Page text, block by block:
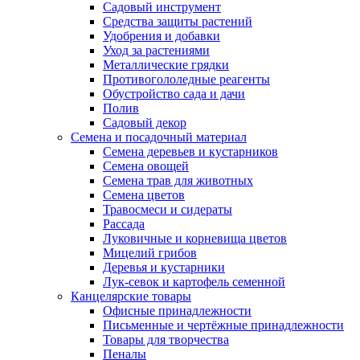
Садовый инструмент
Средства защиты растений
Удобрения и добавки
Уход за растениями
Металлические грядки
Противогололедные реагенты
Обустройство сада и дачи
Полив
Садовый декор
Семена и посадочный материал
Семена деревьев и кустарников
Семена овощей
Семена трав для животных
Семена цветов
Травосмеси и сидераты
Рассада
Луковичные и корневища цветов
Мицелий грибов
Деревья и кустарники
Лук-севок и картофель семенной
Канцелярские товары
Офисные принадлежности
Письменные и чертёжные принадлежности
Товары для творчества
Пеналы